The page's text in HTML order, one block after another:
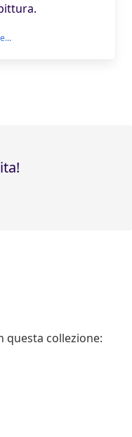
questa collezione: